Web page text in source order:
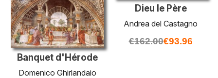
Dieu le Père
Andrea del Castagno
€162.00€93.96
Banquet d'Hérode
Domenico Ghirlandaio